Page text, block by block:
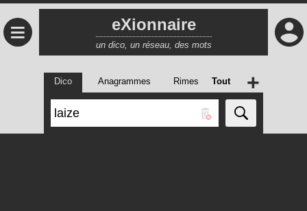
≡ eXionnaire
un dico, un réseau, des mots
Dico Anagrammes Rimes Tout +